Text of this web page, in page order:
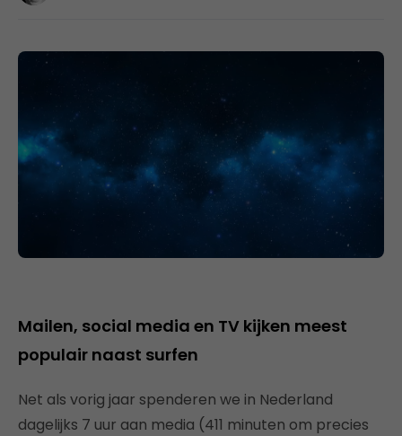
Mailen, social media en TV kijken meest
populair naast surfen
Net als vorig jaar spenderen we in Nederland
dagelijks 7 uur aan media (411 minuten om precies